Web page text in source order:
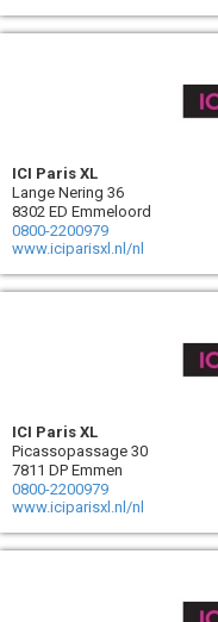
ICI Paris XL
Lange Nering 36
8302 ED Emmeloord
0800-2200979
www.iciparisxl.nl/nl
ICI Paris XL
Picassopassage 30
7811 DP Emmen
0800-2200979
www.iciparisxl.nl/nl